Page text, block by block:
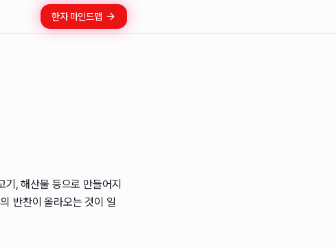
한자 마인드맵
기, 해산물 등으로 만들어지
반찬이 올라오는 것이 일